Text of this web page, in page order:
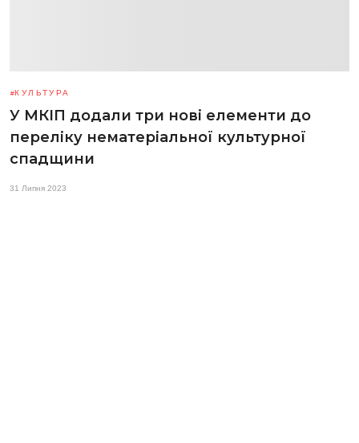
КУЛЬТУРА
У МКІП додали три нові елементи до
переліку нематеріальної культурної
спадщини
31 Липня 2023